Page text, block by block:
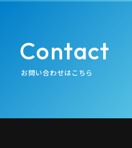
Contact
お問い合わせはこちら